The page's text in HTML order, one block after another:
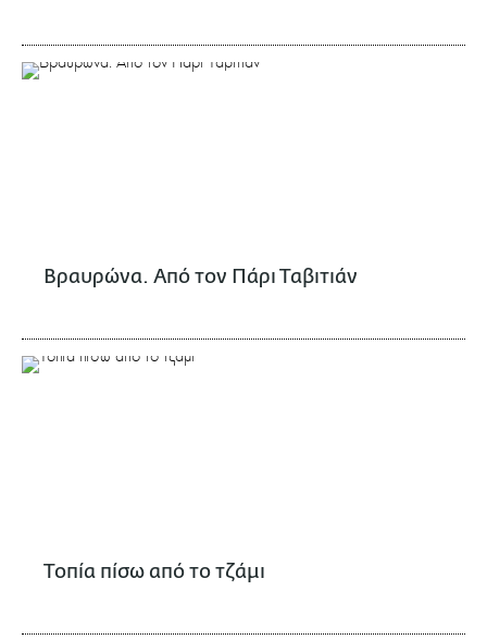
Βραυρώνα. Από τον Πάρι Ταβιτιάν
Τοπία πίσω από το τζάμι